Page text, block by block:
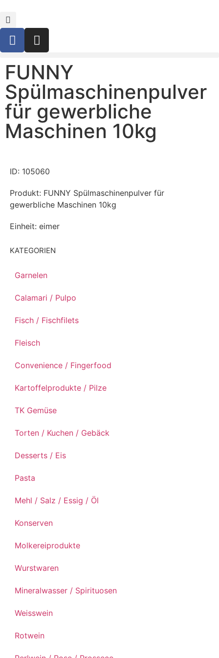
FUNNY
Spülmaschinenpulver
für gewerbliche
Maschinen 10kg
KATEGORIEN
Garnelen
Calamari / Pulpo
Fisch / Fischfilets
Fleisch
Convenience / Fingerfood
Kartoffelprodukte / Pilze
TK Gemüse
Torten / Kuchen / Gebäck
Desserts / Eis
Pasta
Mehl / Salz / Essig / Öl
Konserven
Molkereiprodukte
Wurstwaren
Mineralwasser / Spirituosen
Weisswein
Rotwein
ID: 105060
Produkt: FUNNY Spülmaschinenpulver für
gewerbliche Maschinen 10kg
Einheit: eimer